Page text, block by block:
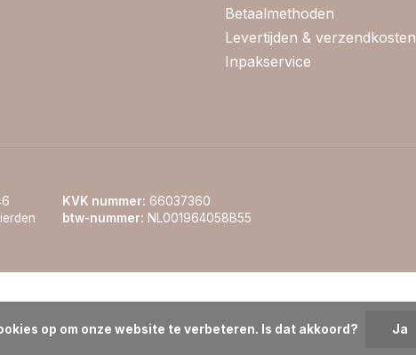
Betaalmethoden
Levertijden & verzendkosten
Inpakservice
KVK nummer: 66037360
btw-nummer: NL001964058B55
op om onze website te verbeteren. Is dat akkoord?
Ja